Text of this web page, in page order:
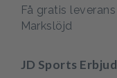
Få gratis
Markslöjd
JD Sports